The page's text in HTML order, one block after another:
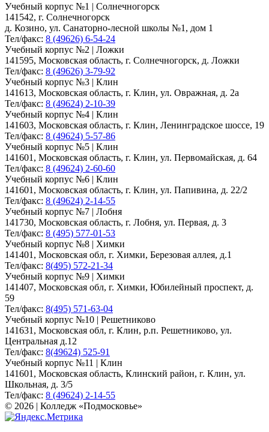
Учебный корпус №1 | Солнечногорск
141542, г. Солнечногорск
д. Козино, ул. Санаторно-лесной школы №1, дом 1
Тел/факс: 8 (49626) 6-54-24
Учебный корпус №2 | Ложки
141595, Московская область, г. Солнечногорск, д. Ложки
Тел/факс: 8 (49626) 3-79-92
Учебный корпус №3 | Клин
141613, Московская область, г. Клин, ул. Овражная, д. 2а
Тел/факс: 8 (49624) 2-10-39
Учебный корпус №4 | Клин
141603, Московская область, г. Клин, Ленинградское шоссе, 19
Тел/факс: 8 (49624) 5-57-86
Учебный корпус №5 | Клин
141601, Московская область, г. Клин, ул. Первомайская, д. 64
Тел/факс: 8 (49624) 2-60-60
Учебный корпус №6 | Клин
141601, Московская область, г. Клин, ул. Папивина, д. 22/2
Тел/факс: 8 (49624) 2-14-55
Учебный корпус №7 | Лобня
141730, Московская область, г. Лобня, ул. Первая, д. 3
Тел/факс: 8 (495) 577-01-53
Учебный корпус №8 | Химки
141401, Московская обл, г. Химки, Березовая аллея, д.1
Тел/факс: 8(495) 572-21-34
Учебный корпус №9 | Химки
141407, Московская обл, г. Химки, Юбилейный проспект, д.
59
Тел/факс: 8(495) 571-63-04
Учебный корпус №10 | Решетниково
141631, Московская обл, г. Клин, р.п. Решетниково, ул.
Центральная д.12
Тел/факс: 8(49624) 525-91
Учебный корпус №11 | Клин
141601, Московская область, Клинский район, г. Клин, ул.
Школьная, д. 3/5
Тел/факс: 8 (49624) 2-14-55
© 2026 | Колледж «Подмосковье»